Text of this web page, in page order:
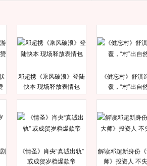
邓超携《乘风破浪》登陆
快本 现场释放表情包
《健忘村》舒淇
覆，“村”出自
《情圣》肖央“真诚出轨”
或成贺岁档爆款帝
解读邓超新身份
师》投资人 不